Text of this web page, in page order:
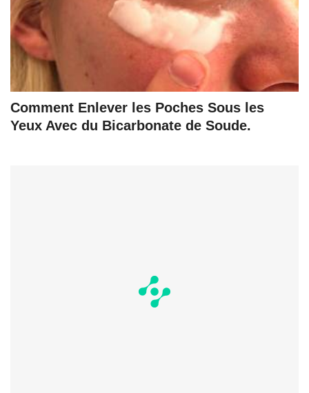
Comment Enlever les Poches Sous les
Yeux Avec du Bicarbonate de Soude.